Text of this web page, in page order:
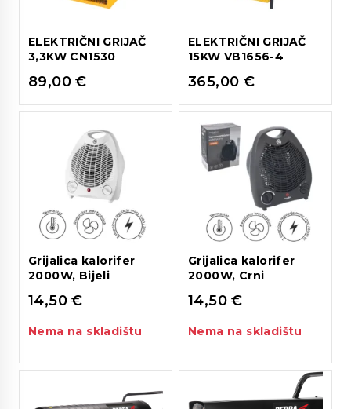
ELEKTRIČNI GRIJAČ
3,3KW CN1530
89,00€
ELEKTRIČNI GRIJAČ
15KW VB1656-4
365,00 €
Grijalica kalorifer
2000W, Bijeli
14,50€
Nema na skladištu
Grijalica kalorifer
2000W, Crni
14,50€
Nema na skladištu